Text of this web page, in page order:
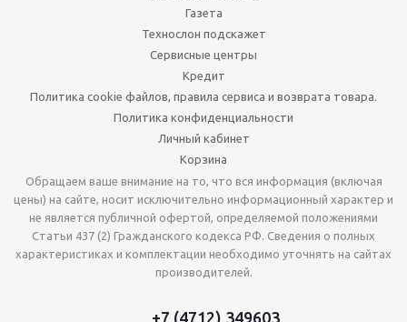
Газета
Технослон подскажет
Сервисные центры
Кредит
Политика cookie файлов, правила сервиса и возврата товара.
Политика конфиденциальности
Личный кабинет
Корзина
Обращаем ваше внимание на то, что вся информация (включая
цены) на сайте, носит исключительно информационный характер и
не является публичной офертой, определяемой положениями
Статьи 437 (2) Гражданского кодекса РФ. Сведения о полных
характеристиках и комплектации необходимо уточнять на сайтах
производителей.
+7 (4712) 349603